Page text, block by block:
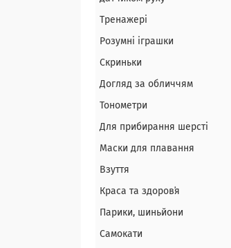
Тренажері
Розумні іграшки
Скриньки
Догляд за обличчям
Тонометри
Для прибирання шерсті
Маски для плавання
Взуття
Краса та здоровʼя
Парики, шиньйони
Самокати